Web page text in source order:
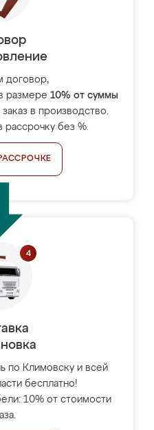
договор,
размере 10% от суммы
в производство.
рассрочку без %.
по Климовску и всей
бесплатно!
10% от стоимости